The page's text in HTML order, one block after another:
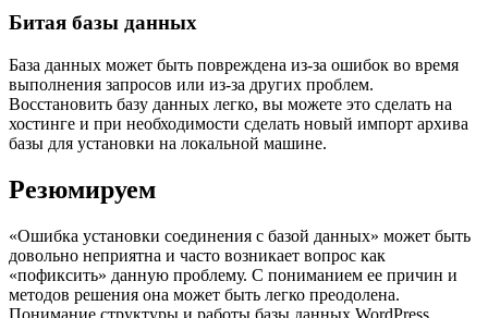
Битая базы данных
База данных может быть повреждена из-за ошибок во время
выполнения запросов или из-за других проблем.
Восстановить базу данных легко, вы можете это сделать на
хостинге и при необходимости сделать новый импорт архива
базы для установки на локальной машине.
Резюмируем
«Ошибка установки соединения с базой данных» может быть
довольно неприятна и часто возникает вопрос как
«пофиксить» данную проблему. С пониманием ее причин и
методов решения она может быть легко преодолена.
Понимание структуры и работы базы данных WordPress